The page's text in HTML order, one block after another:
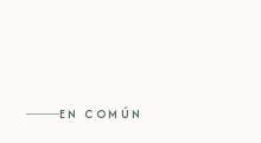
EN COMÚN